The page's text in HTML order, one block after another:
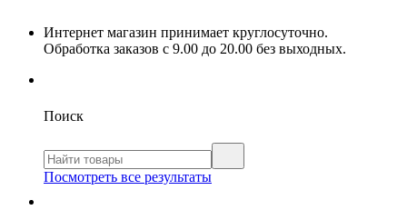
Интернет магазин принимает круглосуточно.
Обработка заказов с 9.00 до 20.00 без выходных.
Поиск
Посмотреть все результаты